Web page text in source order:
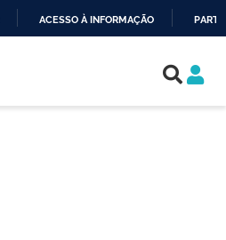
ACESSO À INFORMAÇÃO